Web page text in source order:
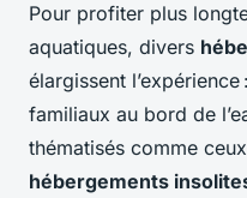
Pour profiter plus
aquatiques, divers
élargissent
familiaux au bord de
thématisés comme
hébergements